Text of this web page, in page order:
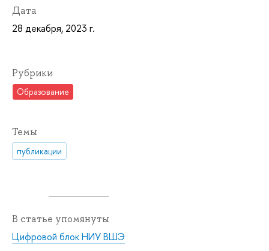
Дата
28 декабря, 2023 г.
Рубрики
Образование
Темы
публикации
В статье упомянуты
Цифровой блок НИУ ВШЭ